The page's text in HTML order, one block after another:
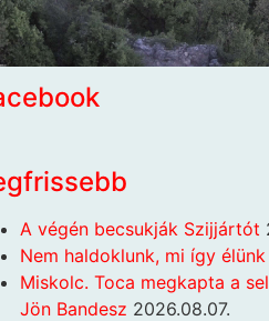
A végén becsukják Szijjártót
Nem haldoklunk, mi így élünk
Miskolc. Toca megkapta a
Jön Bandesz 2026.08.07.